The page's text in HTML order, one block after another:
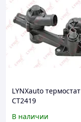
LYNXauto термостат
CT2419
В наличии